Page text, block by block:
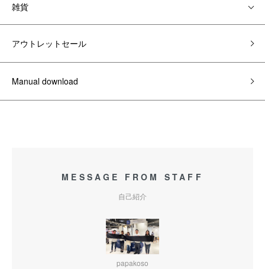
雑貨
アウトレットセール
Manual download
MESSAGE FROM STAFF
自己紹介
papakoso